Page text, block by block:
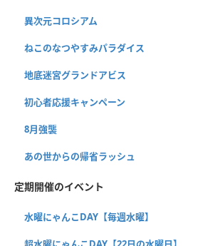
異次元コロシアム
ねこのなつやすみパラダイス
地底迷宮グランドアビス
初心者応援キャンペーン
8月強襲
あの世からの帰省ラッシュ
定期開催のイベント
水曜にゃんこDAY【毎週水曜】